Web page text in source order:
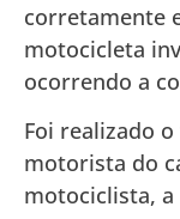
corretamente
motocicleta
ocorrendo a
Foi realizado
motorista do
motociclista, a